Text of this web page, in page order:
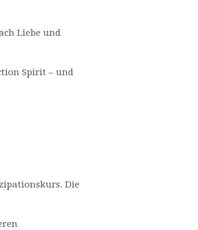
Liebe und
Spirit – und
Die